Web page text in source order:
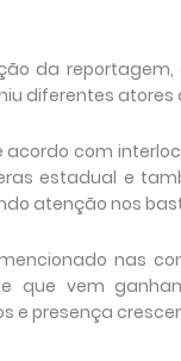
da
diferentes atores
acordo com
estadual e
atenção nos
nas
que vem
e presença